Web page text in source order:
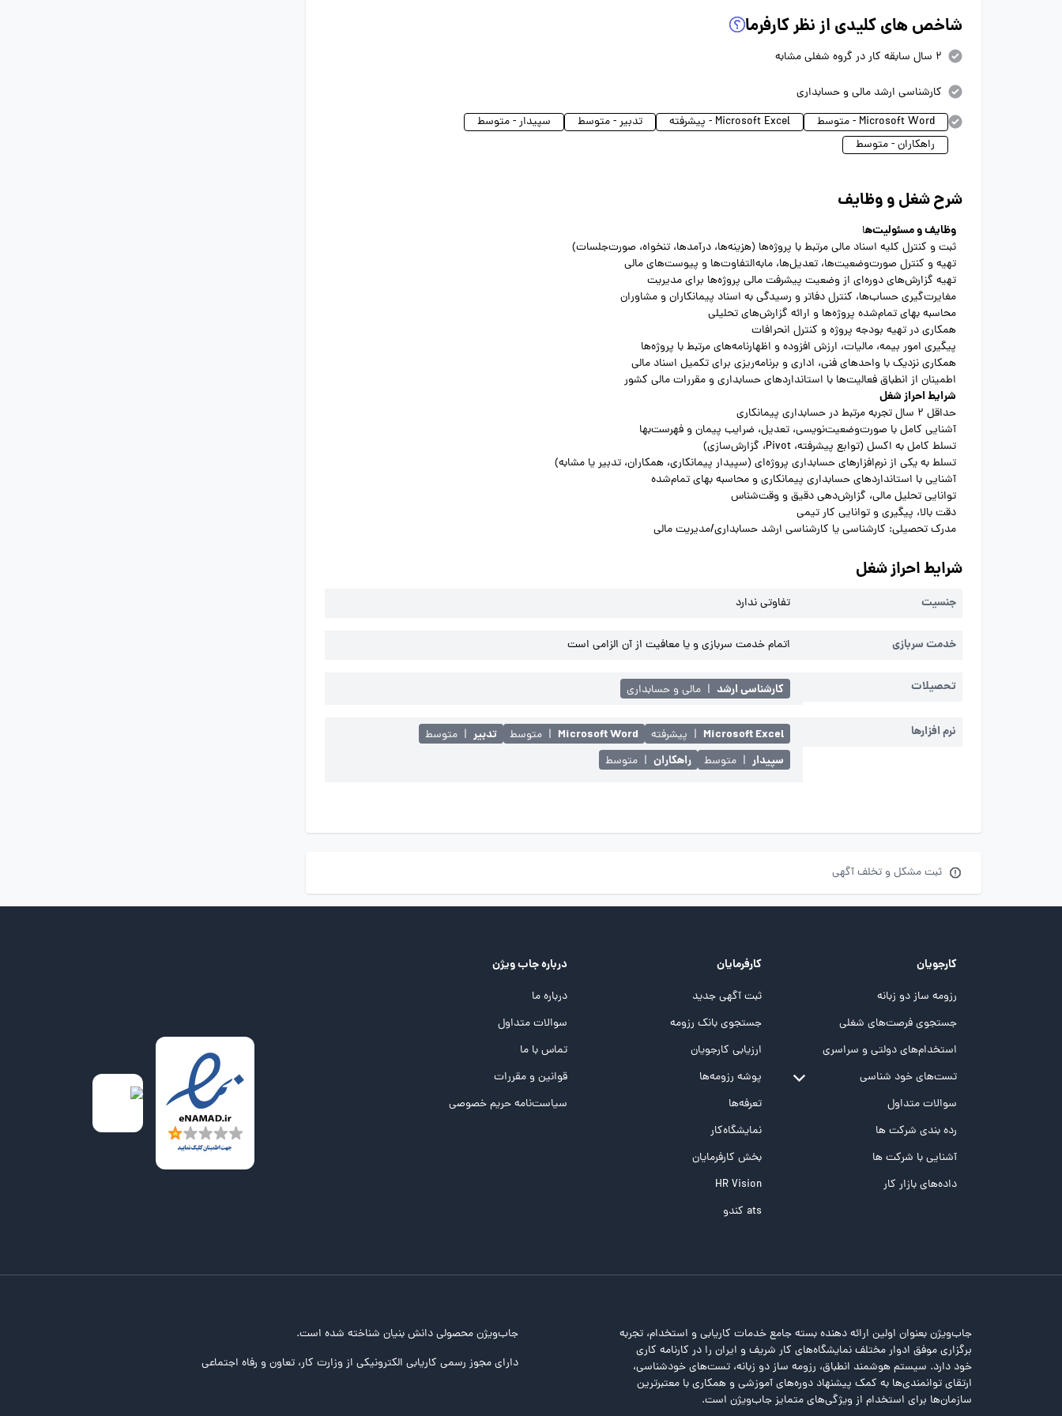
شاخص های کلیدی از نظر کارفرما
2 سال سابقه کار در گروه شغلی مشابه
کارشناسی ارشد مالی و حسابداری
Microsoft Word - متوسط
Microsoft Excel - پیشرفته تدبیر - متوسط
سپیدار - متوسط
راهکاران - متوسط
شرح شغل و وظایف
وظایف و مسئولیت‌ها
ثبت و کنترل کلیه اسناد مالی مرتبط با پروژه‌ها (هزینه‌ها، درآمدها، تنخواه، صورت‌جلسات)
تهیه و کنترل صورت‌وضعیت‌ها، تعدیل‌ها، مابه‌التفاوت‌ها و پیوست‌های مالی
تهیه گزارش‌های دوره‌ای از وضعیت پیشرفت مالی پروژه‌ها برای مدیریت
مغایرت‌گیری حساب‌ها، کنترل دفاتر و رسیدگی به اسناد پیمانکاران و مشاوران
محاسبه بهای تمام‌شده پروژه‌ها و ارائه گزارش‌های تحلیلی
همکاری در تهیه بودجه پروژه و کنترل انحرافات
پیگیری امور بیمه، مالیات، ارزش افزوده و اظهارنامه‌های مرتبط با پروژه‌ها
همکاری نزدیک با واحدهای فنی، اداری و برنامه‌ریزی برای تکمیل اسناد مالی
اطمینان از انطباق فعالیت‌ها با استانداردهای حسابداری و مقررات مالی کشور
شرایط احراز شغل
حداقل 2 سال تجربه مرتبط در حسابداری پیمانکاری
آشنایی کامل با صورت‌وضعیت‌نویسی، تعدیل، ضرایب پیمان و فهرست‌بها
تسلط کامل به اکسل (توابع پیشرفته، Pivot، گزارش‌سازی)
تسلط به یکی از نرم‌افزارهای حسابداری پروژه‌ای (سپیدار پیمانکاری، همکاران، تدبیر یا مشابه)
آشنایی با استانداردهای حسابداری پیمانکاری و محاسبه بهای تمام‌شده
توانایی تحلیل مالی، گزارش‌دهی دقیق و وقت‌شناس
دقت بالا، پیگیری و توانایی کار تیمی
مدرک تحصیلی: کارشناسی یا کارشناسی ارشد حسابداری/مدیریت مالی
شرایط احراز شغل
جنسیت تفاوتی ندارد
خدمت سربازی اتمام خدمت سربازی و یا معافیت از آن الزامی است
تحصیلات کارشناسی ارشد | مالی و حسابداری
نرم افزارها Microsoft Excel
| پیشرفته Microsoft Word
| متوسط تدبیر | متوسط
سپیدار | متوسط راهکاران | متوسط
ثبت مشکل و تخلف آگهی
کارجویان
رزومه ساز دو زبانه
جستجوی فرصت‌های شغلی
استخدام‌های دولتی و سراسری
تست‌های خود شناسی
تست MBTI
تست تیپ سنجی شغلی Holland
تست NEO
تست هوش های چندگانه
سوالات متداول
رده بندی شرکت ها
آشنایی با شرکت ها
داده‌های بازار کار
کارفرمایان
ثبت آگهی جدید
جستجوی بانک رزومه
ارزیابی کارجویان
پوشه‌‌ رزومه‌ها
تعرفه‌ها
نمایشگاه‌کار
بخش کارفرمایان
HR Vision
ats کندو
درباره جاب ویژن
درباره ما
سوالات متداول
تماس با ما
قوانین و مقررات
سیاست‌نامه حریم خصوصی
جاب‌ویژن بعنوان اولین ارائه دهنده بسته جامع خدمات کاریابی و استخدام، تجربه
برگزاری موفق ادوار مختلف نمایشگاه‌های کار شریف و ایران را در کارنامه کاری
خود دارد. سیستم هوشمند انطباق، رزومه ساز دو زبانه، تست‌های خودشناسی،
ارتقای توانمندی‌ها به کمک پیشنهاد دوره‌های آموزشی و همکاری با معتبرترین
سازمان‌ها برای استخدام از ویژگی‌های متمایز جاب‌ویژن است.
جاب‌ویژن محصولی دانش بنیان شناخته شده است.
دارای مجوز رسمی کاریابی الکترونیکی از وزارت کار، تعاون و رفاه اجتماعی